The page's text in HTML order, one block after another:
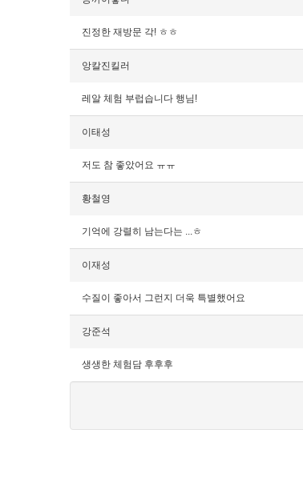
진정한 재방문 각! ㅎㅎ
앙칼진킬러
레알 체험 부럽습니다 행님!
이태성
저도 참 좋았어요 ㅠㅠ
황철영
기억에 강렬히 남는다는 ...ㅎ
이재성
수질이 좋아서 그런지 더욱 특별했어요
강준석
생생한 체험담 후후후